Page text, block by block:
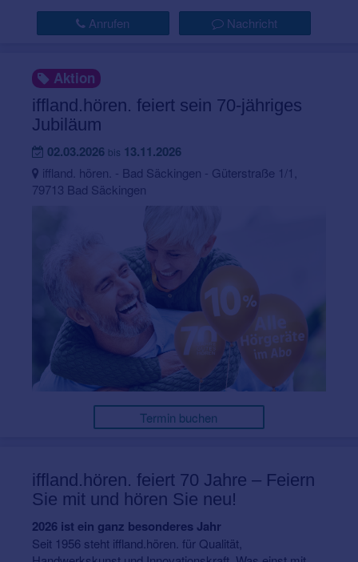
Anrufen Nachricht
Aktion
iffland.hören. feiert sein 70-jähriges
Jubiläum
02.03.2026 bis 13.11.2026
iffland. hören. - Bad Säckingen - Güterstraße 1/1,
79713 Bad Säckingen
Termin buchen
iffland.hören. feiert 70 Jahre – Feiern
Sie mit und hören Sie neu!
2026 ist ein ganz besonderes Jahr
Seit 1956 steht iffland.hören. für Qualität,